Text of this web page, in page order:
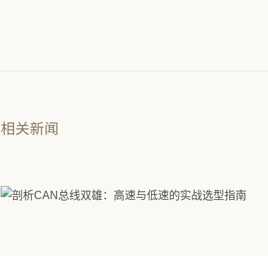
相关新闻